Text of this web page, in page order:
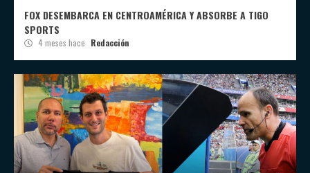
FOX DESEMBARCA EN CENTROAMÉRICA Y ABSORBE A TIGO
SPORTS
4 meses hace Redacción